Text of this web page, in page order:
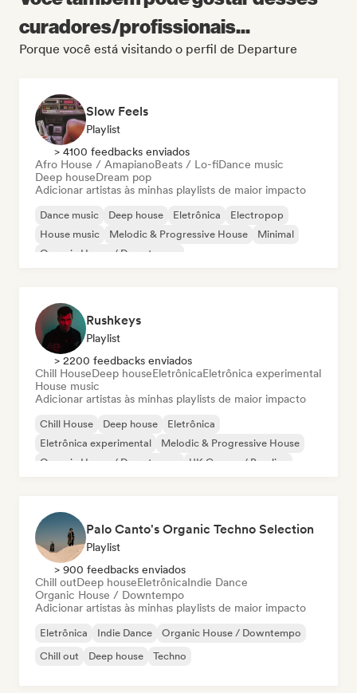
curadores/profissionais...
Porque você está visitando o perfil de Departure
Slow Feels
Playlist
> 4100 feedbacks enviados
Afro House / AmapianoBeats / Lo-fiDance music
Deep houseDream pop
Adicionar artistas às minhas playlists de maior impacto
Dance music Deep house Eletrônica
Electropop
House music
Melodic & Progressive House
Minimal
Organic House / Downtempo
Rushkeys
Playlist
> 2200 feedbacks enviados
Chill HouseDeep houseEletrônicaEletrônica experimental
House music
Adicionar artistas às minhas playlists de maior impacto
Chill House Deep house
Eletrônica
Eletrônica experimental
Melodic & Progressive House
Organic House / Downtempo
UK Garage / Bassline
Palo Canto's Organic Techno Selection
Playlist
> 900 feedbacks enviados
Chill outDeep houseEletrônicaIndie Dance
Organic House / Downtempo
Adicionar artistas às minhas playlists de maior impacto
Eletrônica Indie Dance
Organic House / Downtempo
Chill out
Deep house Techno